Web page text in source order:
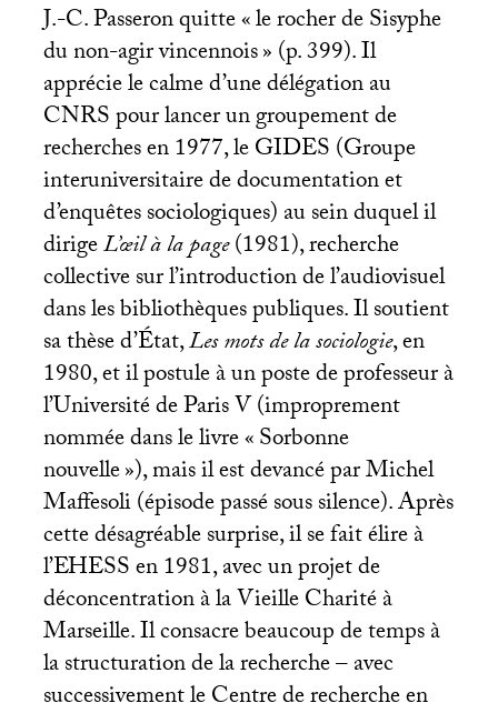
J.-C. Passeron quitte «le rocher de Sisyphe
du non-agir vincennois» (p. 399). Il
apprécie le calme d’une délégation au
CNRSpour lancer un groupement de
recherches en 1977, leGIDES(Groupe
interuniversitaire de documentation et
d’enquêtes sociologiques) au sein duquel il
dirigeL’œil à la page(1981), recherche
collective sur l’introduction de l’audiovisuel
dans les bibliothèques publiques. Il soutient
sa thèse d’État,Les mots de la sociologie, en
1980, et il postule à un poste de professeur à
l’Université de Paris V (improprement
nommée dans le livre «Sorbonne
nouvelle»), mais il est devancé par Michel
Maffesoli (épisode passé sous silence). Après
cette désagréable surprise, il se fait élire à
l’EHESSen 1981, avec un projet de
déconcentration à la Vieille Charité à
Marseille. Il consacre beaucoup de temps à
la structuration de la recherche – avec